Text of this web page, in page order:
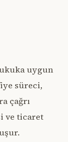
uygun
süreci,
çağrı
ve ticaret